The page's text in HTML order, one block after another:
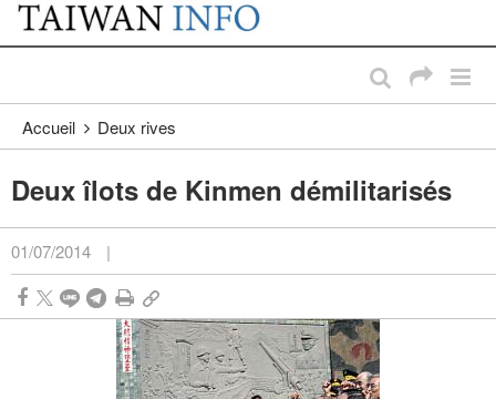
Passer au contenu principal
:::
Accueil Deux rives
Deux îlots de Kinmen démilitarisés
01/07/2014 |